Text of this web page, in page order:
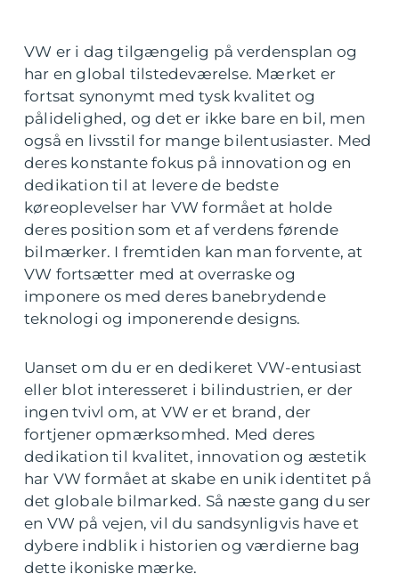
VW er i dag tilgængelig på verdensplan og
har en global tilstedeværelse. Mærket er
fortsat synonymt med tysk kvalitet og
pålidelighed, og det er ikke bare en bil, men
også en livsstil for mange bilentusiaster. Med
deres konstante fokus på innovation og en
dedikation til at levere de bedste
køreoplevelser har VW formået at holde
deres position som et af verdens førende
bilmærker. I fremtiden kan man forvente, at
VW fortsætter med at overraske og
imponere os med deres banebrydende
teknologi og imponerende designs.
Uanset om du er en dedikeret VW-entusiast
eller blot interesseret i bilindustrien, er der
ingen tvivl om, at VW er et brand, der
fortjener opmærksomhed. Med deres
dedikation til kvalitet, innovation og æstetik
har VW formået at skabe en unik identitet på
det globale bilmarked. Så næste gang du ser
en VW på vejen, vil du sandsynligvis have et
dybere indblik i historien og værdierne bag
dette ikoniske mærke.